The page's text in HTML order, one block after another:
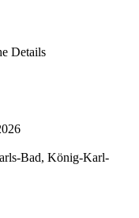
Details
Bad, König-Karl-